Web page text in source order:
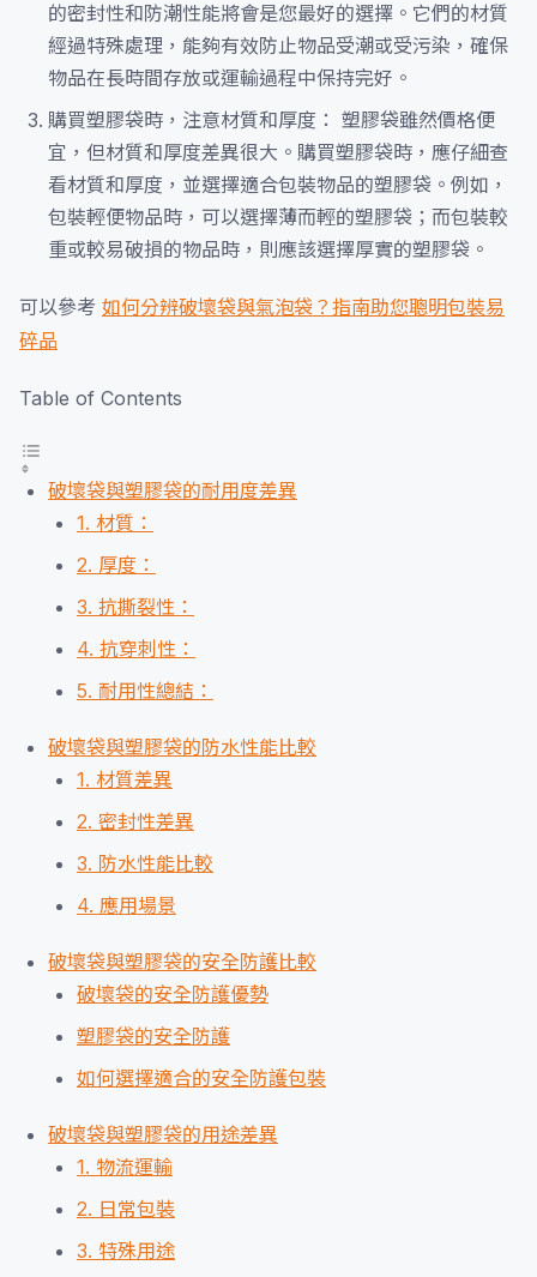
的密封性和防潮性能將會是您最好的選擇。它們的材質
經過特殊處理，能夠有效防止物品受潮或受污染，確保
物品在長時間存放或運輸過程中保持完好。
購買塑膠袋時，注意材質和厚度： 塑膠袋雖然價格便
宜，但材質和厚度差異很大。購買塑膠袋時，應仔細查
看材質和厚度，並選擇適合包裝物品的塑膠袋。例如，
包裝輕便物品時，可以選擇薄而輕的塑膠袋；而包裝較
重或較易破損的物品時，則應該選擇厚實的塑膠袋。
可以參考 如何分辨破壞袋與氣泡袋？指南助您聰明包裝易
碎品
Table of Contents
破壞袋與塑膠袋的耐用度差異
1. 材質：
2. 厚度：
3. 抗撕裂性：
4. 抗穿刺性：
5. 耐用性總結：
破壞袋與塑膠袋的防水性能比較
1. 材質差異
2. 密封性差異
3. 防水性能比較
4. 應用場景
破壞袋與塑膠袋的安全防護比較
破壞袋的安全防護優勢
塑膠袋的安全防護
如何選擇適合的安全防護包裝
破壞袋與塑膠袋的用途差異
1. 物流運輸
2. 日常包裝
3. 特殊用途